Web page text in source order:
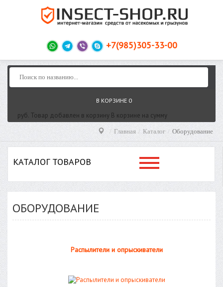
+7(985)305-33-00
В КОРЗИНЕ 0
руб. Товар добавлен в корзину В корзине на сумму
Главная Каталог Оборудование
КАТАЛОГ ТОВАРОВ
ОБОРУДОВАНИЕ
Распылители и опрыскиватели